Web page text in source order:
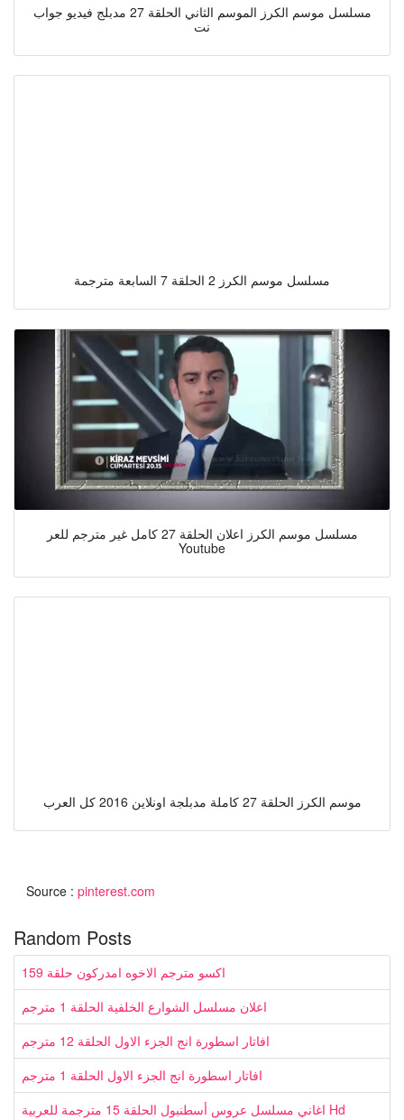
مسلسل موسم الكرز الموسم الثاني الحلقة 27 مدبلج فيديو جواب
نت
مسلسل موسم الكرز 2 الحلقة 7 السابعة مترجمة
مسلسل موسم الكرز اعلان الحلقة 27 كامل غير مترجم للعر
Youtube
موسم الكرز الحلقة 27 كاملة مدبلجة اونلاين 2016 كل العرب
Source : pinterest.com
Random Posts
اكسو مترجم الاخوه امدركون حلقة 159
اعلان مسلسل الشوارع الخلفية الحلقة 1 مترجم
افاتار اسطورة انج الجزء الاول الحلقة 12 مترجم
افاتار اسطورة انج الجزء الاول الحلقة 1 مترجم
اغاني مسلسل عروس أسطنبول الحلقة 15 مترجمة للعربية Hd